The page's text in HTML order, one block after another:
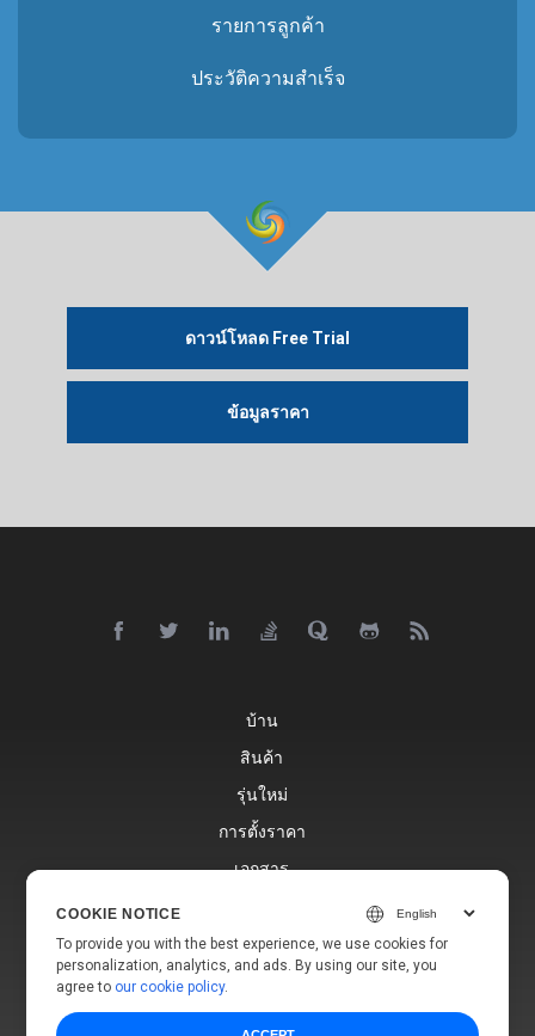
รายการลูกค้า
ประวัติความสําเร็จ
ดาวน์โหลด Free Trial
ข้อมูลราคา
บ้าน
สินค้า
รุ่นใหม่
การตั้งราคา
เอกสาร
บล็อก
COOKIE NOTICE
To provide you with the best experience, we use cookies for
personalization, analytics, and ads. By using our site, you
agree to our cookie policy.